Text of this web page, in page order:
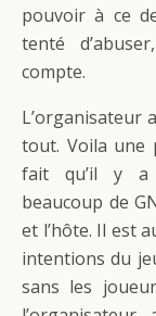
pouvoir à ce
tenté
compte.
L’organisateur
tout. Voila une
fait qu’il y a
beaucoup de
et l’hôte. Il est
intentions du
sans les